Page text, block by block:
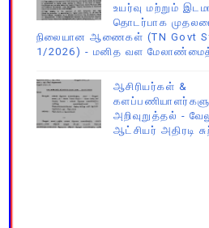
உயர்வு மற்றும்
தொடர்பாக
நிலையான ஆணைகள் (TN Govt
1/2026) - மனித வள மேலாண்மைத்
ஆசிரியர்கள் &
அறிவுறுத்தல் -
ஆட்சியர் அதிரடி